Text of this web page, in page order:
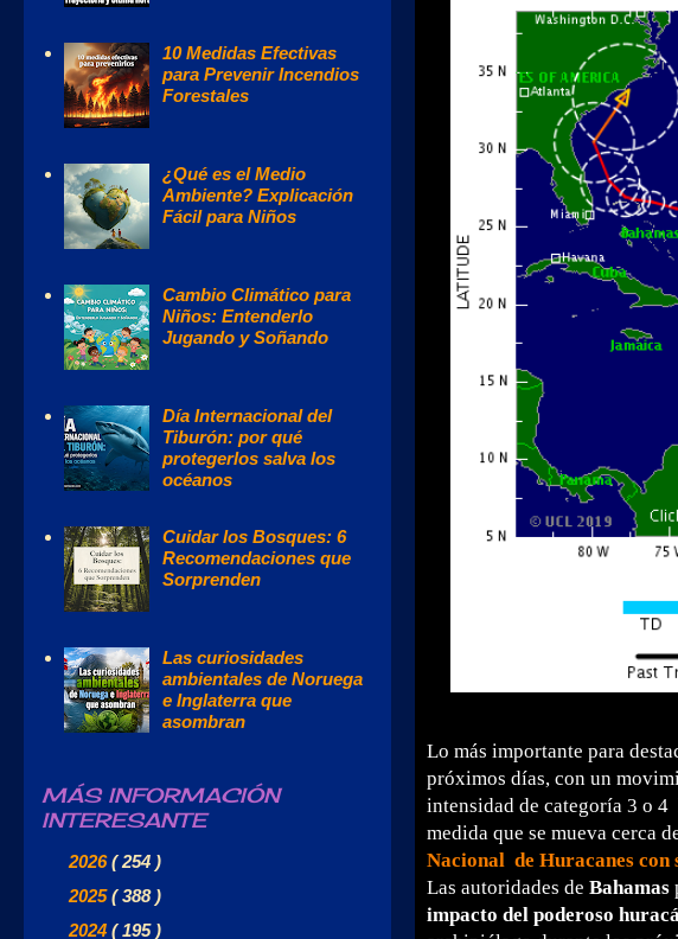
Lo más importante para
próximos días, con un
intensidad de categoría 3 o 4
medida que se mueva cerca
Nacional de Huracanes con
Las autoridades de Bahamas
impacto del poderoso
10 Medidas Efectivas
para Prevenir Incendios
Forestales
¿Qué es el Medio
Ambiente? Explicación
Fácil para Niños
Cambio Climático para
Niños: Entenderlo
Jugando y Soñando
Día Internacional del
Tiburón: por qué
protegerlos salva los
océanos
Cuidar los Bosques: 6
Recomendaciones que
Sorprenden
Las curiosidades
ambientales de Noruega
e Inglaterra que
asombran
MÁS INFORMACIÓN
INTERESANTE
2026( 254 )
2025( 388 )
2024 ( 195 )